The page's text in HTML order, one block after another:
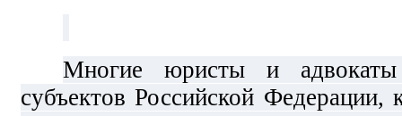
Многие юристы и
субъектов Российской Федерации,